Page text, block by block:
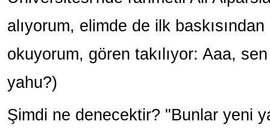
alıyorum, elimde de ilk baskısından
okuyorum, gören takılıyor: Aaa,
yahu?)
Şimdi ne denecektir? "Bunlar yeni